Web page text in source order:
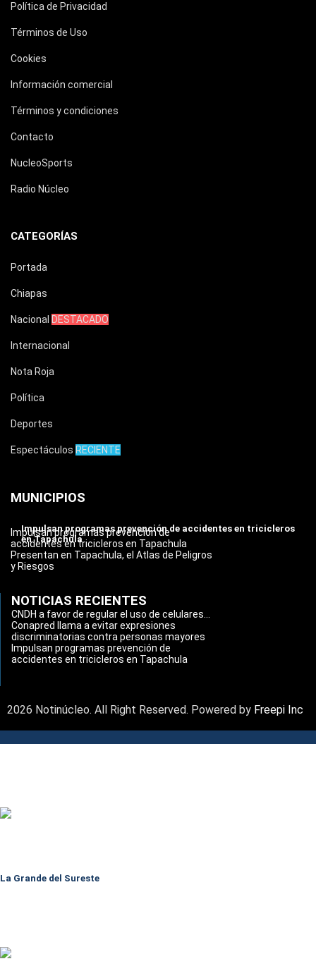
Política de Privacidad
Términos de Uso
Cookies
Información comercial
Términos y condiciones
Contacto
NucleoSports
Radio Núcleo
CATEGORÍAS
Portada
Chiapas
Nacional DESTACADO
Internacional
Nota Roja
Política
Deportes
Espectáculos RECIENTE
MUNICIPIOS
Impulsan programas prevención de accidentes en tricicleros
en Tapachula
Impulsan programas prevención de
accidentes en tricicleros en Tapachula
Presentan en Tapachula, el Atlas de Peligros
y Riesgos
NOTICIAS RECIENTES
CNDH a favor de regular el uso de celulares...
Conapred llama a evitar expresiones
discriminatorias contra personas mayores
Impulsan programas prevención de
accidentes en tricicleros en Tapachula
2026 Notinúcleo. All Right Reserved. Powered by Freepi Inc
La Grande del Sureste